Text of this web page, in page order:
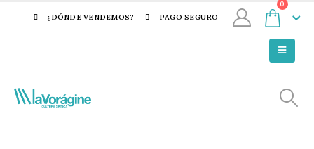
¿DÓNDE VENDEMOS? PAGO SEGURO
0